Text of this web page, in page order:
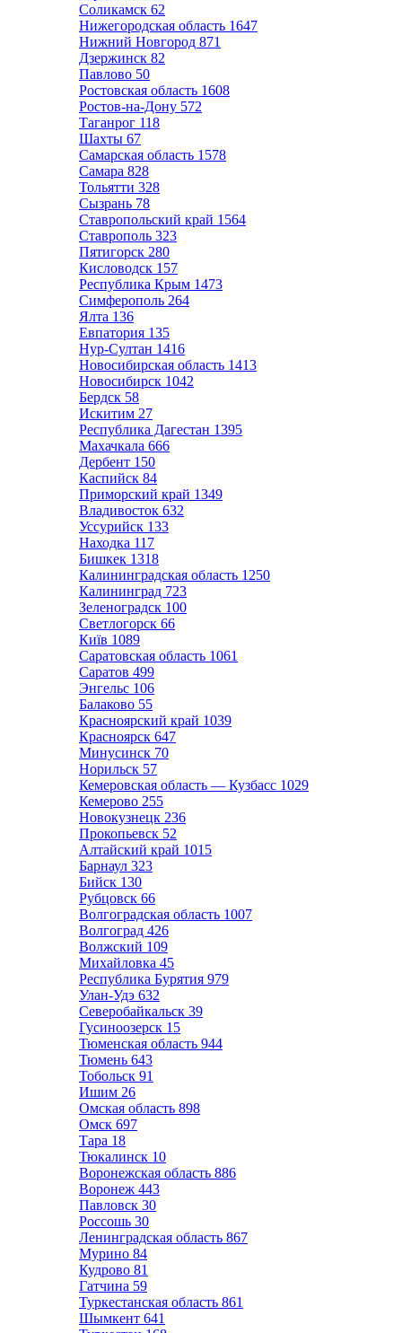
Соликамск 62
Нижегородская область 1647
Нижний Новгород 871
Дзержинск 82
Павлово 50
Ростовская область 1608
Ростов-на-Дону 572
Таганрог 118
Шахты 67
Самарская область 1578
Самара 828
Тольятти 328
Сызрань 78
Ставропольский край 1564
Ставрополь 323
Пятигорск 280
Кисловодск 157
Республика Крым 1473
Симферополь 264
Ялта 136
Евпатория 135
Нур-Султан 1416
Новосибирская область 1413
Новосибирск 1042
Бердск 58
Искитим 27
Республика Дагестан 1395
Махачкала 666
Дербент 150
Каспийск 84
Приморский край 1349
Владивосток 632
Уссурийск 133
Находка 117
Бишкек 1318
Калининградская область 1250
Калининград 723
Зеленоградск 100
Светлогорск 66
Київ 1089
Саратовская область 1061
Саратов 499
Энгельс 106
Балаково 55
Красноярский край 1039
Красноярск 647
Минусинск 70
Норильск 57
Кемеровская область — Кузбасс 1029
Кемерово 255
Новокузнецк 236
Прокопьевск 52
Алтайский край 1015
Барнаул 323
Бийск 130
Рубцовск 66
Волгоградская область 1007
Волгоград 426
Волжский 109
Михайловка 45
Республика Бурятия 979
Улан-Удэ 632
Северобайкальск 39
Гусиноозерск 15
Тюменская область 944
Тюмень 643
Тобольск 91
Ишим 26
Омская область 898
Омск 697
Тара 18
Тюкалинск 10
Воронежская область 886
Воронеж 443
Павловск 30
Россошь 30
Ленинградская область 867
Мурино 84
Кудрово 81
Гатчина 59
Туркестанская область 861
Шымкент 641